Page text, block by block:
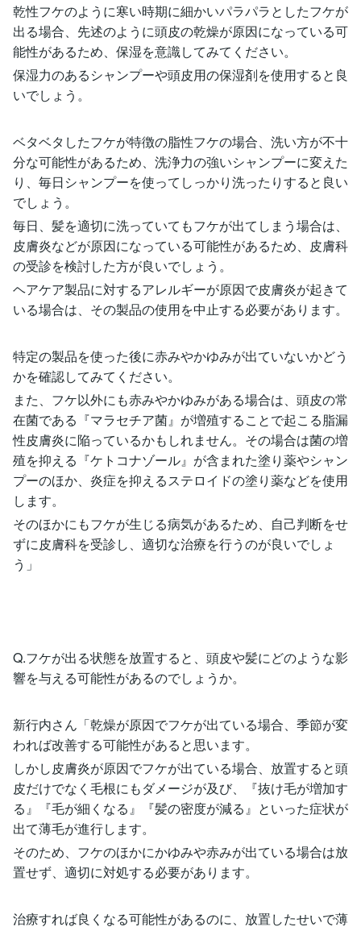
乾性フケのように寒い時期に細かいパラパラとしたフケが
出る場合、先述のように頭皮の乾燥が原因になっている可
能性があるため、保湿を意識してみてください。
保湿力のあるシャンプーや頭皮用の保湿剤を使用すると良
いでしょう。
ベタベタしたフケが特徴の脂性フケの場合、洗い方が不十
分な可能性があるため、洗浄力の強いシャンプーに変えた
り、毎日シャンプーを使ってしっかり洗ったりすると良い
でしょう。
毎日、髪を適切に洗っていてもフケが出てしまう場合は、
皮膚炎などが原因になっている可能性があるため、皮膚科
の受診を検討した方が良いでしょう。
ヘアケア製品に対するアレルギーが原因で皮膚炎が起きて
いる場合は、その製品の使用を中止する必要があります。
特定の製品を使った後に赤みやかゆみが出ていないかどう
かを確認してみてください。
また、フケ以外にも赤みやかゆみがある場合は、頭皮の常
在菌である『マラセチア菌』が増殖することで起こる脂漏
性皮膚炎に陥っているかもしれません。その場合は菌の増
殖を抑える『ケトコナゾール』が含まれた塗り薬やシャン
プーのほか、炎症を抑えるステロイドの塗り薬などを使用
します。
そのほかにもフケが生じる病気があるため、自己判断をせ
ずに皮膚科を受診し、適切な治療を行うのが良いでしょ
う」
Q.フケが出る状態を放置すると、頭皮や髪にどのような影
響を与える可能性があるのでしょうか。
新行内さん「乾燥が原因でフケが出ている場合、季節が変
われば改善する可能性があると思います。
しかし皮膚炎が原因でフケが出ている場合、放置すると頭
皮だけでなく毛根にもダメージが及び、『抜け毛が増加す
る』『毛が細くなる』『髪の密度が減る』といった症状が
出て薄毛が進行します。
そのため、フケのほかにかゆみや赤みが出ている場合は放
置せず、適切に対処する必要があります。
治療すれば良くなる可能性があるのに、放置したせいで薄